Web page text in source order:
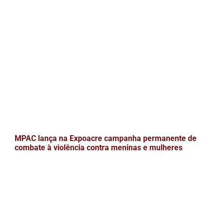
MPAC lança na Expoacre campanha permanente de
combate à violência contra meninas e mulheres